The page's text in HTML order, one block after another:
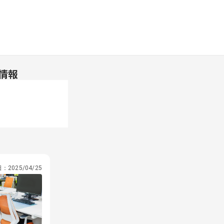
報
2025/04/25